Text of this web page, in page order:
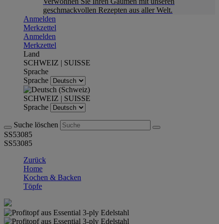
geschmackvollen Rezepten aus aller Welt.
Anmelden
Merkzettel
Anmelden
Merkzettel
Land
SCHWEIZ | SUISSE
Sprache
Sprache
SCHWEIZ | SUISSE
Sprache
Suche löschen
SS53085
SS53085
Zurück
Home
Kochen & Backen
Töpfe